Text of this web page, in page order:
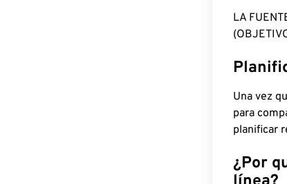
LA
Una vez
para
planificar
¿Por